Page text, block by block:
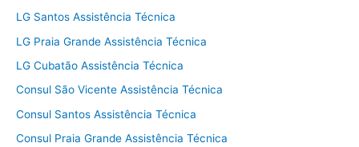
LG Santos Assistência Técnica
LG Praia Grande Assistência Técnica
LG Cubatão Assistência Técnica
Consul São Vicente Assistência Técnica
Consul Santos Assistência Técnica
Consul Praia Grande Assistência Técnica